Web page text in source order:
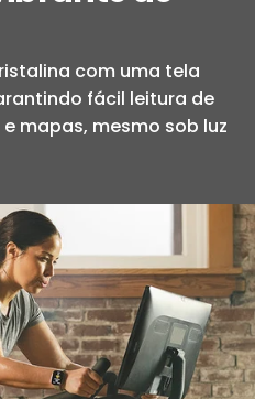
com uma tela
fácil leitura de
mapas, mesmo sob luz